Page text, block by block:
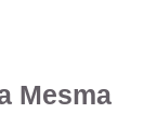
Mesma